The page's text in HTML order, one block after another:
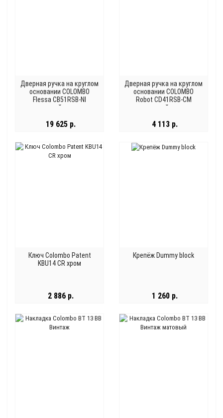
Дверная ручка на круглом
основании COLOMBO
Flessa CB51RSB-NI
матовый никель
19 625 р.
Дверная ручка на круглом
основании COLOMBO
Robot CD41RSB-CM
матовый хром
4 113 р.
Ключ Colombo Patent
KBU14 CR хром
2 886 р.
Крепёж Dummy block
1 260 р.